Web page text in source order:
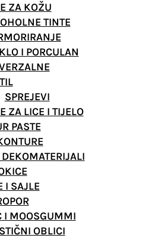
ZA KOŽU
TINTE
I PORCULAN
SPREJEVI
ZA LICE I TIJELO
PASTE
I SAJLE
I MOOSGUMMI
OBLICI